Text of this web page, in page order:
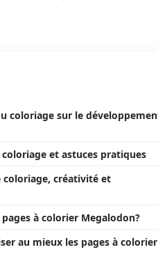
coloriage sur le
coloriage et astuces pratiques
coloriage, créativité et
à colorier Megalodon?
au mieux les pages à